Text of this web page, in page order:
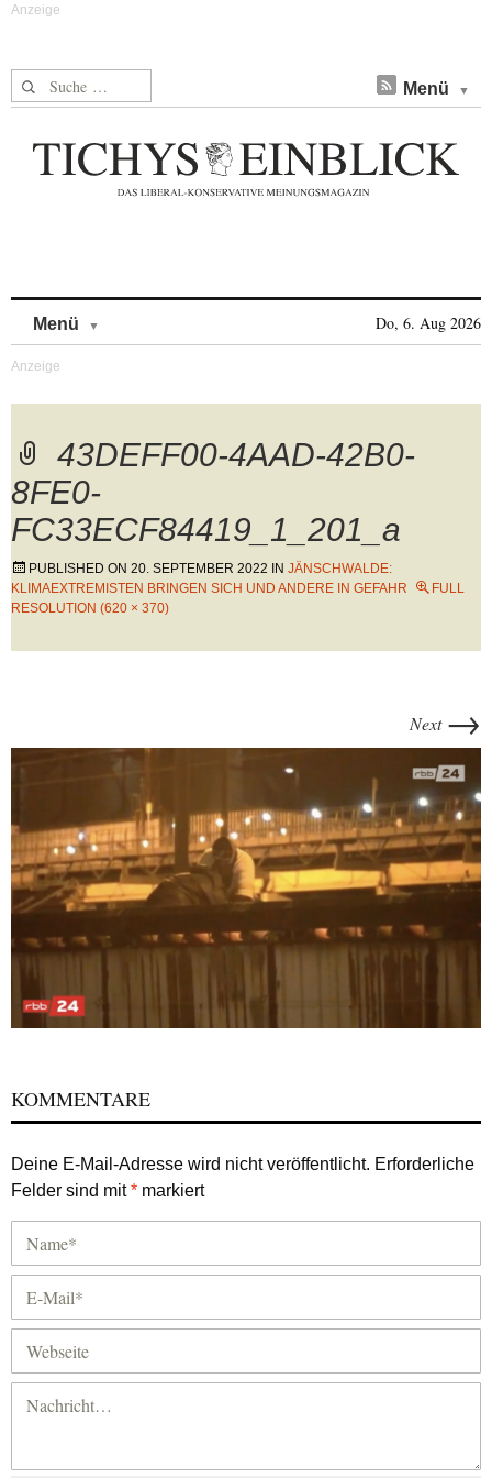
Suche nach: Menü
Menü Do, 6. Aug 2026
43DEFF00-4AAD-42B0-
8FE0-
FC33ECF84419_1_201_a
PUBLISHED ON 20. SEPTEMBER 2022 IN JÄNSCHWALDE:
KLIMAEXTREMISTEN BRINGEN SICH UND ANDERE IN GEFAHR
FULL
RESOLUTION (620 × 370)
Next →
KOMMENTARE
Deine E-Mail-Adresse wird nicht veröffentlicht. Erforderliche
Felder sind mit* markiert